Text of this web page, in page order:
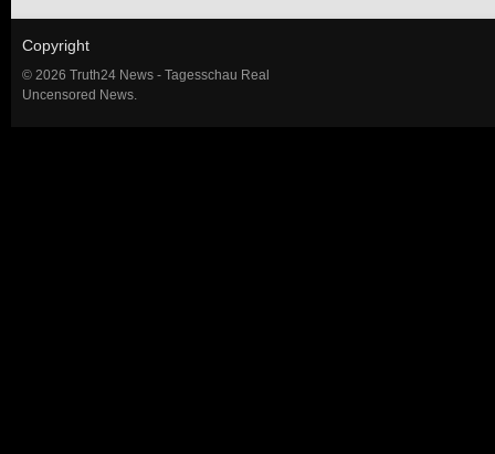
Copyright
© 2026 Truth24 News - Tagesschau Real
Uncensored News.